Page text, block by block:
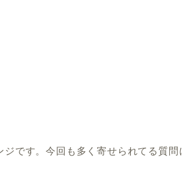
です。今回も多く寄せられてる質問